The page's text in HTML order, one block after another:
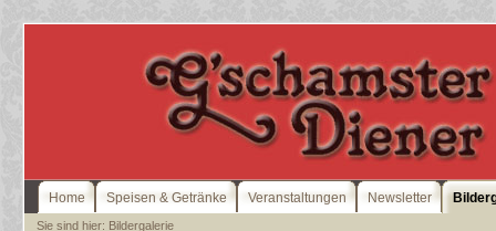
Home Speisen & Getränke Veranstaltungen Newsletter
Sie sind hier: Bildergalerie